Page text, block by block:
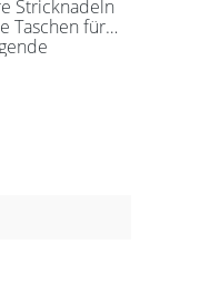
Stricknadeln
Taschen für